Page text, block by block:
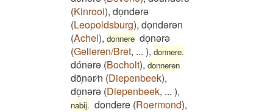
(Kinrooi), doͅndərə
(Leopoldsburg), doͅndərən
(Achel), donnere doͅnərə
(Gelieren/Bret, ... ), donnere.
dónərə (Bocholt), donneren
do͂ͅnər⁄n (Diepenbeek),
doͅnərə (Diepenbeek, ... ),
nabij. dondere (Roermond),